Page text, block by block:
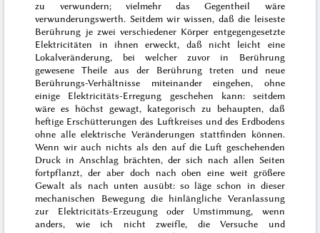
zu verwundern; vielmehr das Gegentheil wäre
verwunderungswerth. Seitdem wir wissen, daß die leiseste
Berührung je zwei verschiedener Körper entgegengesetzte
Elektricitäten in ihnen erweckt, daß nicht leicht eine
Lokalveränderung, bei welcher zuvor in Berührung
gewesene Theile aus der Berührung treten und neue
Berührungs-Verhältnisse miteinander eingehen, ohne
einige Elektricitäts-Erregung geschehen kann: seitdem
wäre es höchst gewagt, kategorisch zu behaupten, daß
heftige Erschütterungen des Luftkreises und des Erdbodens
ohne alle elektrische Veränderungen stattfinden können.
Wenn wir auch nichts als den auf die Luft geschehenden
Druck in Anschlag brächten, der sich nach allen Seiten
fortpflanzt, der aber doch nach oben eine weit größere
Gewalt als nach unten ausübt: so läge schon in dieser
mechanischen Bewegung die hinlängliche Veranlassung
zur Elektricitäts-Erzeugung oder Umstimmung, wenn
anders, wie ich nicht zweifle, die Versuche und